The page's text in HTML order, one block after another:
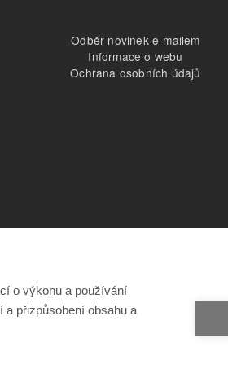
Odběr novinek e-mailem
Informace o webu
Ochrana osobních údajů
o výkonu a používání
přizpůsobení obsahu a